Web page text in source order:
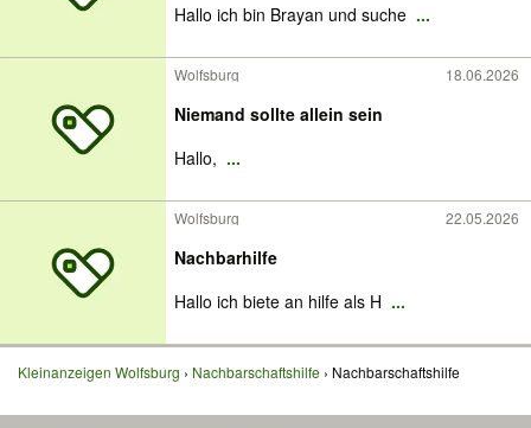
Hallo ich bin Brayan und suche ...
Wolfsburg 18.06.2026
Niemand sollte allein sein
Hallo, ...
Wolfsburg 22.05.2026
Nachbarhilfe
Hallo ich biete an hilfe als H ...
Kleinanzeigen Wolfsburg Nachbarschaftshilfe Nachbarschaftshilfe